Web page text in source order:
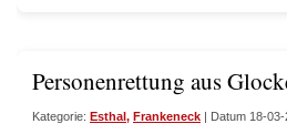
Personenrettung aus
Kategorie: Esthal, Frankeneck | Datum 18-03-